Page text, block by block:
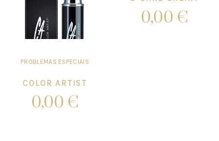
PROBLEMAS ESPECIAIS
COLOR ARTIST
0,00 €
0,00 €